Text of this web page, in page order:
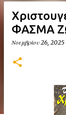
ΦΑΣΜΑ
Νοεμβρίου 26, 2025